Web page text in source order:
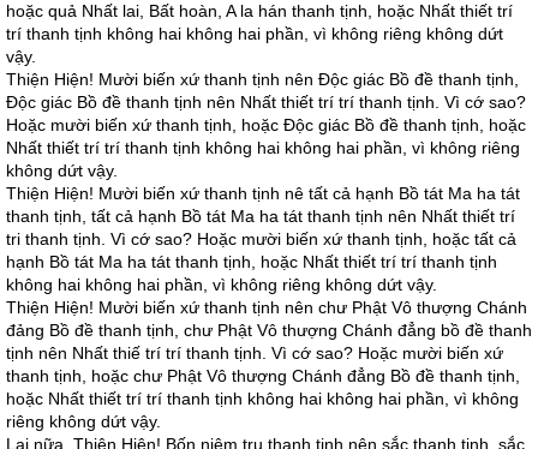
hoặc quả Nhất lai, Bất hoàn, A la hán thanh tịnh, hoặc Nhất thiết trí
trí thanh tịnh không hai không hai phần, vì không riêng không dứt
vậy.
Thiện Hiện! Mười biến xứ thanh tịnh nên Độc giác Bồ đề thanh tịnh,
Độc giác Bồ đề thanh tịnh nên Nhất thiết trí trí thanh tịnh. Vì cớ sao?
Hoặc mười biến xứ thanh tịnh, hoặc Độc giác Bồ đề thanh tịnh, hoặc
Nhất thiết trí trí thanh tịnh không hai không hai phần, vì không riêng
không dứt vậy.
Thiện Hiện! Mười biến xứ thanh tịnh nê tất cả hạnh Bồ tát Ma ha tát
thanh tịnh, tất cả hạnh Bồ tát Ma ha tát thanh tịnh nên Nhất thiết trí
tri thanh tịnh. Vì cớ sao? Hoặc mười biến xứ thanh tịnh, hoặc tất cả
hạnh Bồ tát Ma ha tát thanh tịnh, hoặc Nhất thiết trí trí thanh tịnh
không hai không hai phần, vì không riêng không dứt vậy.
Thiện Hiện! Mười biến xứ thanh tịnh nên chư Phật Vô thượng Chánh
đảng Bồ đề thanh tịnh, chư Phật Vô thượng Chánh đẳng bồ đề thanh
tịnh nên Nhất thiế trí trí thanh tịnh. Vì cớ sao? Hoặc mười biến xứ
thanh tịnh, hoặc chư Phật Vô thượng Chánh đẳng Bồ đề thanh tịnh,
hoặc Nhất thiết trí trí thanh tịnh không hai không hai phần, vì không
riêng không dứt vậy.
Lại nữa, Thiện Hiện! Bốn niệm trụ thanh tịnh nên sắc thanh tịnh, sắc